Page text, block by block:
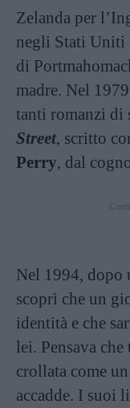
Zelanda per
negli Stati Uniti
di
madre. Nel
tanti romanzi di
Street, scritto
Perry, dal
Nel 1994, dopo
scoprì che un
identità e che
lei. Pensava
crollata come
accadde. I suoi